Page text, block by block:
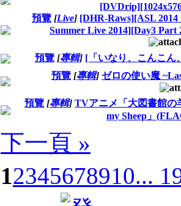
預覽 [Live] [DHR-Raws][ASL
Summer Live 2014][Day3
預覽 [專輯] [「いなり、こんこん
預覽 [專輯] ゼロの使い魔
預覽 [專輯] TVアニメ「大図書館の
my Sheep」
下一頁 »
12345678910...